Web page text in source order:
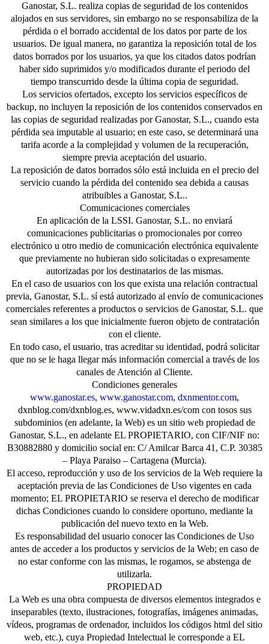
Ganostar, S.L. realiza copias de seguridad de los contenidos
alojados en sus servidores, sin embargo no se responsabiliza de la
pérdida o el borrado accidental de los datos por parte de los
usuarios. De igual manera, no garantiza la reposición total de los
datos borrados por los usuarios, ya que los citados datos podrían
haber sido suprimidos y/o modificados durante el periodo del
tiempo transcurrido desde la última copia de seguridad.
Los servicios ofertados, excepto los servicios específicos de
backup, no incluyen la reposición de los contenidos conservados en
las copias de seguridad realizadas por Ganostar, S.L., cuando esta
pérdida sea imputable al usuario; en este caso, se determinará una
tarifa acorde a la complejidad y volumen de la recuperación,
siempre previa aceptación del usuario.
La reposición de datos borrados sólo está incluida en el precio del
servicio cuando la pérdida del contenido sea debida a causas
atribuibles a Ganostar, S.L..
Comunicaciones comerciales
En aplicación de la LSSI. Ganostar, S.L. no enviará
comunicaciones publicitarias o promocionales por correo
electrónico u otro medio de comunicación electrónica equivalente
que previamente no hubieran sido solicitadas o expresamente
autorizadas por los destinatarios de las mismas.
En el caso de usuarios con los que exista una relación contractual
previa, Ganostar, S.L. sí está autorizado al envío de comunicaciones
comerciales referentes a productos o servicios de Ganostar, S.L. que
sean similares a los que inicialmente fueron objeto de contratación
con el cliente.
En todo caso, el usuario, tras acreditar su identidad, podrá solicitar
que no se le haga llegar más información comercial a través de los
canales de Atención al Cliente.
Condiciones generales
www.ganostar.es, www.ganostar.com, dxnmentor.com,
dxnblog.com/dxnblog.es, www.vidadxn.es/com con tosos sus
subdominios (en adelante, la Web) es un sitio web propiedad de
Ganostar, S.L., en adelante EL PROPIETARIO, con CIF/NIF no:
B30882880 y domicilio social en: C/ Amilcar Barca 41, C.P. 30385
– Playa Paraiso – Cartagena (Murcia).
El acceso, reproducción y uso de los servicios de la Web requiere la
aceptación previa de las Condiciones de Uso vigentes en cada
momento; EL PROPIETARIO se reserva el derecho de modificar
dichas Condiciones cuando lo considere oportuno, mediante la
publicación del nuevo texto en la Web.
Es responsabilidad del usuario conocer las Condiciones de Uso
antes de acceder a los productos y servicios de la Web; en caso de
no estar conforme con las mismas, le rogamos, se abstenga de
utilizarla.
PROPIEDAD
La Web es una obra compuesta de diversos elementos integrados e
inseparables (texto, ilustraciones, fotografías, imágenes animadas,
vídeos, programas de ordenador, incluidos los códigos html del sitio
web, etc.), cuya Propiedad Intelectual le corresponde a EL